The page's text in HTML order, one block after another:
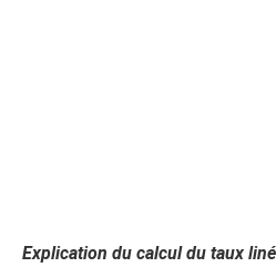
Explication du calcul du taux